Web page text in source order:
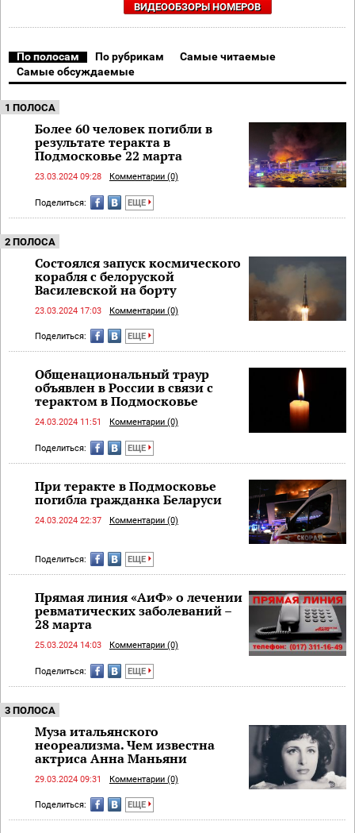
ВИДЕООБЗОРЫ НОМЕРОВ
По полосам По рубрикам
Самые читаемые
Самые обсуждаемые
1 ПОЛОСА
Более 60 человек погибли в
результате теракта в
Подмосковье 22 марта
23.03.2024 09:28 Комментарии (0)
Поделиться: ЕЩЕ
2 ПОЛОСА
Состоялся запуск космического
корабля с белоруской
Василевской на борту
23.03.2024 17:03 Комментарии (0)
Поделиться: ЕЩЕ
Общенациональный траур
объявлен в России в связи с
терактом в Подмосковье
24.03.2024 11:51 Комментарии (0)
Поделиться: ЕЩЕ
При теракте в Подмосковье
погибла гражданка Беларуси
24.03.2024 22:37 Комментарии (0)
Поделиться: ЕЩЕ
Прямая линия «АиФ» о лечении
ревматических заболеваний –
28 марта
25.03.2024 14:03 Комментарии (0)
Поделиться: ЕЩЕ
3 ПОЛОСА
Муза итальянского
неореализма. Чем известна
актриса Анна Маньяни
29.03.2024 09:31 Комментарии (0)
Поделиться: ЕЩЕ